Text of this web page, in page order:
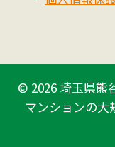
© 2026埼玉県熊
マンションの